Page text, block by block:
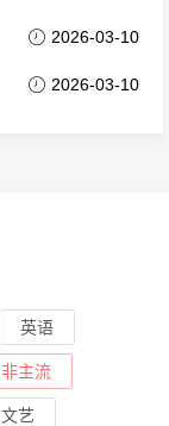
2026-03-10
2026-03-10
英语
非主流
文艺